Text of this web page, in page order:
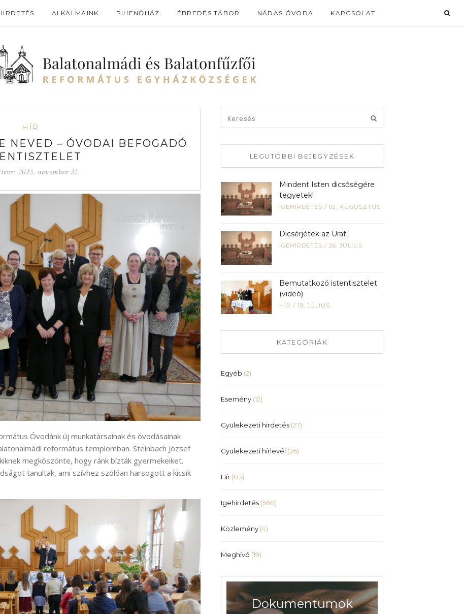
ALKALMAINK PIHENŐHÁZ ÉBREDÉS TÁBOR NÁDAS ÓVODA KAPCSOLAT
HÍR
NEVED – ÓVODAI BEFOGADÓ
2023. november 22.
Óvodánk új munkatársainak és óvodásainak
református templomban. Steinbach József
megköszönte, hogy ránk bízták gyermekeiket.
tanultak, ami szívhez szólóan harsogott a kicsik
LEGUTÓBBI BEJEGYZÉSEK
Mindent Isten dicsőségére
tegyetek!
IGEHIRDETÉS / 02, AUGUSZTUS
Dicsérjétek az Urat!
IGEHIRDETÉS / 26, JÚLIUS
Bemutatkozó istentisztelet
(videó)
HÍR / 19, JÚLIUS
KATEGÓRIÁK
Egyéb (2)
Esemény (12)
Gyülekezeti hirdetés (27)
Gyülekezeti hírlevél (26)
Hír (83)
Igehirdetés (568)
Közlemény (4)
Meghívó (19)
Dokumentumok